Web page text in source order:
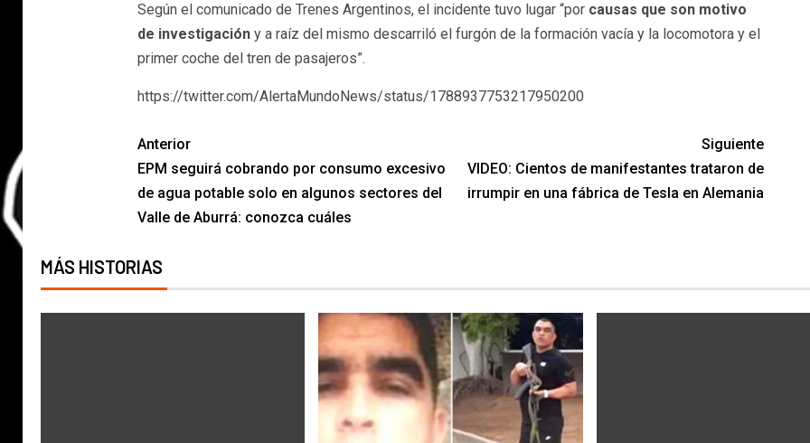
Según el comunicado de Trenes Argentinos, el incidente tuvo lugar “por causas que son motivo
de investigacióny a raíz del mismo descarriló el furgón de la formación vacía y la locomotora y el
primer coche del tren de pasajeros”.
https://twitter.com/AlertaMundoNews/status/1788937753217950200
Anterior
EPM seguirá cobrando por consumo excesivo
de agua potable solo en algunos sectores del
Valle de Aburrá: conozca cuáles
Siguiente
VIDEO: Cientos de manifestantes trataron de
irrumpir en una fábrica de Tesla en Alemania
MÁS HISTORIAS